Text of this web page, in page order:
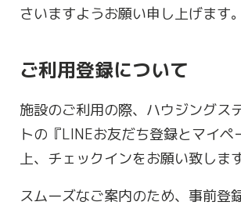
さいますようお願い申し上げます。
ご利用登録について
施設のご利用の際、ハウジングス
トの『LINEお友だち登録とマイペ
上、チェックインをお願い致します
スムーズなご案内のため、事前登